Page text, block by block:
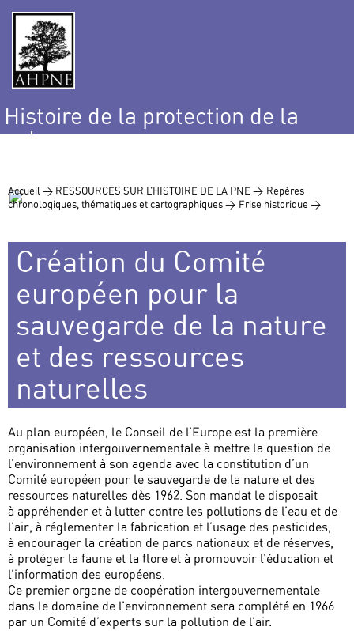
Histoire de la protection de la
nature
Accueil > RESSOURCES SUR L’HISTOIRE DE LA PNE > Repères
chronologiques, thématiques et cartographiques > Frise historique >
Création du Comité
européen pour la
sauvegarde de la nature
et des ressources
naturelles
Au plan européen, le Conseil de l’Europe est la première
organisation intergouvernementale à mettre la question de
l’environnement à son agenda avec la constitution d’un
Comité européen pour le sauvegarde de la nature et des
ressources naturelles dès 1962. Son mandat le disposait
à appréhender et à lutter contre les pollutions de l’eau et de
l’air, à réglementer la fabrication et l’usage des pesticides,
à encourager la création de parcs nationaux et de réserves,
à protéger la faune et la flore et à promouvoir l’éducation et
l’information des européens.
Ce premier organe de coopération intergouvernementale
dans le domaine de l’environnement sera complété en 1966
par un Comité d’experts sur la pollution de l’air.